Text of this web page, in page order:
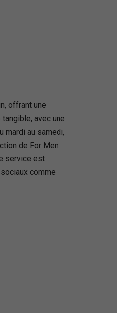
offrant une
avec une
mardi au samedi,
de For Men
service est
comme